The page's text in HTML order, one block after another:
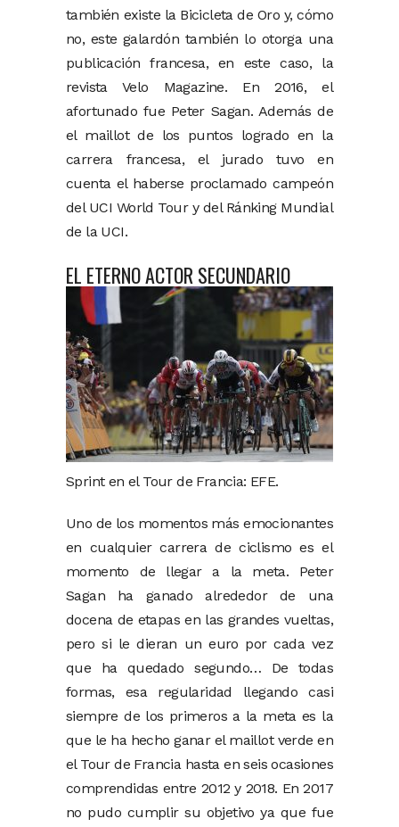
también existe la Bicicleta de Oro y, cómo
no, este galardón también lo otorga una
publicación francesa, en este caso, la
revista Velo Magazine. En 2016, el
afortunado fue Peter Sagan. Además de
el maillot de los puntos logrado en la
carrera francesa, el jurado tuvo en
cuenta el haberse proclamado campeón
del UCI World Tour y del Ránking Mundial
de la UCI.
EL ETERNO ACTOR SECUNDARIO
Sprint en el Tour de Francia: EFE.
Uno de los momentos más emocionantes
en cualquier carrera de ciclismo es el
momento de llegar a la meta. Peter
Sagan ha ganado alrededor de una
docena de etapas en las grandes vueltas,
pero si le dieran un euro por cada vez
que ha quedado segundo… De todas
formas, esa regularidad llegando casi
siempre de los primeros a la meta es la
que le ha hecho ganar el maillot verde en
el Tour de Francia hasta en seis ocasiones
comprendidas entre 2012 y 2018. En 2017
no pudo cumplir su objetivo ya que fue